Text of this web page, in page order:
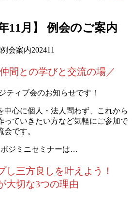
11月】 例会のご案内
間との学びと交流の場／
ティブ会のお知らせです！
中心に個人・法人問わず、これから
っていきたい方など気軽にご参加で
です。
ポジミニセミナーは…
し三方良しを叶えよう！
大切な3つの理由